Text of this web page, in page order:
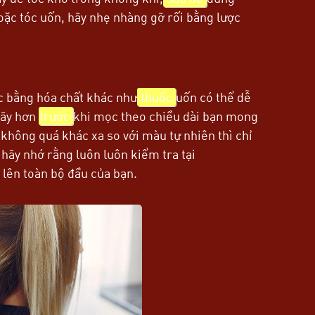
tóc uốn, hãy nhẹ nhàng gỡ rối bằng lược
hóa chất khác như thuốc uốn có thể dễ
hơn trước khi mọc theo chiều dài bạn mong
quá khác xa so với màu tự nhiên thì chỉ
nhớ rằng luôn luôn kiểm tra tại
toàn bộ đầu của bạn.